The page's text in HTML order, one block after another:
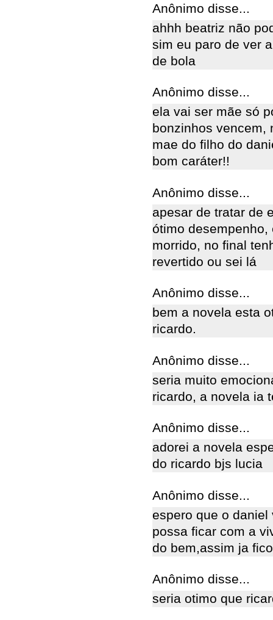
Anônimo disse...
ahhh beatriz não
sim eu paro de ver
de bola
Anônimo disse...
ela vai ser mãe só
bonzinhos vencem,
mae do filho do
bom caráter!!
Anônimo disse...
apesar de tratar de
ótimo
morrido, no final
revertido ou sei lá
Anônimo disse...
bem a novela esta
ricardo.
Anônimo disse...
seria muito
ricardo, a novela ia
Anônimo disse...
adorei a novela
do ricardo bjs lucia
Anônimo disse...
espero que o
possa ficar com a
do bem,assim ja
Anônimo disse...
seria otimo que